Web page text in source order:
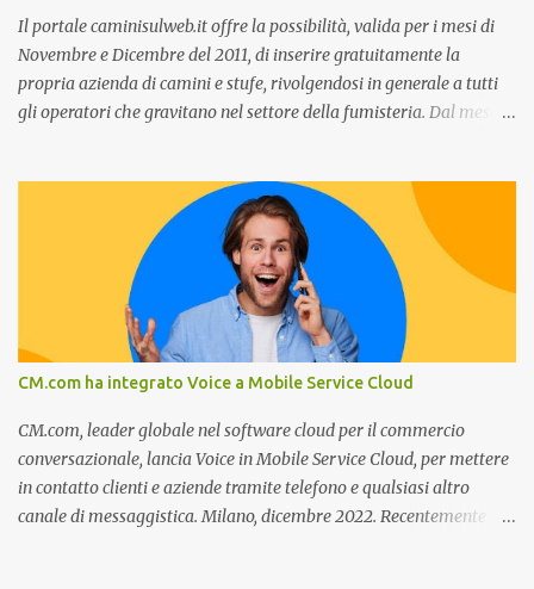
c...
Il portale caminisulweb.it offre la possibilità, valida per i mesi di
Novembre e Dicembre del 2011, di inserire gratuitamente la
propria azienda di camini e stufe, rivolgendosi in generale a tutti
gli operatori che gravitano nel settore della fumisteria. Dal mese di
impianti di riscaldamento, stufe e camini, e fumisteria in generale
offre la registrazione gratuita a vantaggio di tutte le aziende
operanti nel settore. E’ possibile infatti all’interno del sito inserire
gratuitamente i propri dati aziendali, indirizzi, recapiti, recensione
(che verrà corretta, migliorata e modificata all’occorrenza da
redattori specializzati), immagini dei prodotti e fino a un massimo
di 5 servizi e prodotti specificandone uno o più principali. Le
aziende vengono ordinate all’interno delle varie categorie in base a
un algoritmo di ordina...
CM.com ha integrato Voice a Mobile Service Cloud
CM.com, leader globale nel software cloud per il commercio
conversazionale, lancia Voice in Mobile Service Cloud, per mettere
in contatto clienti e aziende tramite telefono e qualsiasi altro
canale di messaggistica. Milano, dicembre 2022. Recentemente